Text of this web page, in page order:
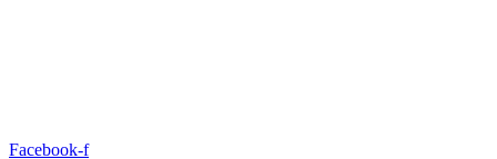
Facebook-f